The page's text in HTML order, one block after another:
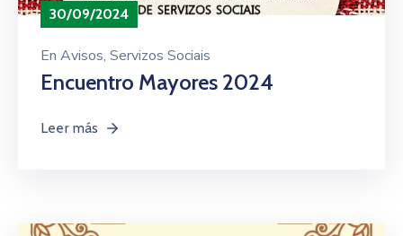
30/09/2024
En Avisos‚ Servizos Sociais
Encuentro Mayores 2024
Leer más